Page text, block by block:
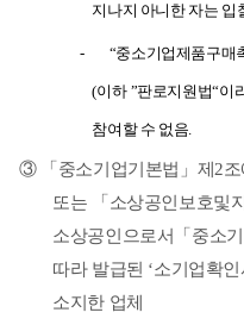
지나지 아니한 자는 입
- “중소기업제품
(이하 ”판로지원법“이
참여할 수 없음.
③ 「 중소기업기본법 」 제 2
또는
「 소상공인보호및
소상공인으로서
「 중소
따라 발급된 ‘소기업확인
소지한 업체